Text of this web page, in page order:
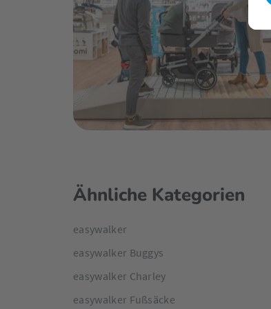
erhältliche Adapter.
Das ist jedoch noch nicht alles: Auch auf
aus recyceltem Kunststoff verarbeitet.
Ähnliche Kategorien
easywalker
easywalker Buggys
easywalker Charley
easywalker Fußsäcke